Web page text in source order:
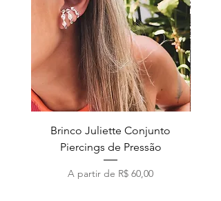
Brinco Juliette Conjunto
Piercings de Pressão
A partir de R$ 60,00
Preço promocional